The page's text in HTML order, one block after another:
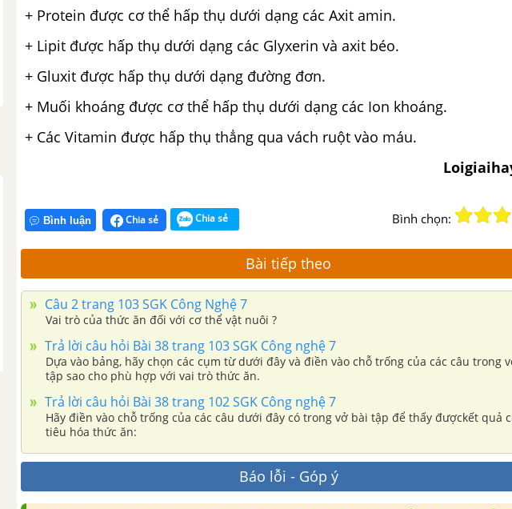
+ Protein được cơ thể hấp thụ dưới dạng các Axit amin.
+ Lipit được hấp thụ dưới dạng các Glyxerin và axit béo.
+ Gluxit được hấp thụ dưới dạng đường đơn.
+ Muối khoáng được cơ thể hấp thụ dưới dạng các Ion khoáng.
+ Các Vitamin được hấp thụ thẳng qua vách ruột vào máu.
Bình luận Chia sẻ Chia sẻ Bình chọn:
Bài tiếp theo
Câu 2 trang 103 SGK Công Nghệ 7
Vai trò của thức ăn đối với cơ thể vật nuôi ?
Trả lời câu hỏi Bài 38 trang 103 SGK Công nghệ 7
Dựa vào bảng, hãy chọn các cụm từ dưới đây và điền vào chỗ trống của các câu trong
tập sao cho phù hợp với vai trò thức ăn.
Trả lời câu hỏi Bài 38 trang 102 SGK Công nghệ 7
Hãy điền vào chỗ trống của các câu dưới đây có trong vở bài tập để thấy đượckết quả
tiêu hóa thức ăn:
Báo lỗi - Góp ý